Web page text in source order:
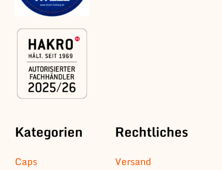
Kategorien
Caps
Rechtliches
Versand